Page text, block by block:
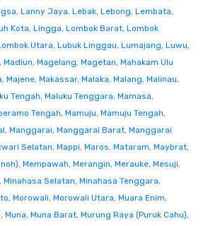
, Lanny Jaya, Lebak, Lebong, Lembata,
Kota, Lingga, Lombok Barat, Lombok
Utara, Lubuk Linggau, Lumajang, Luwu,
, Madiun, Magelang, Magetan, Mahakam Ulu
, Majene, Makassar, Malaka, Malang, Malinau,
Tengah, Maluku Tenggara, Mamasa,
Tengah, Mamuju, Mamuju Tengah,
, Manggarai, Manggarai Barat, Manggarai
Selatan, Mappi, Maros, Mataram, Maybrat,
, Mempawah, Merangin, Merauke, Mesuji,
, Minahasa Selatan, Minahasa Tenggara,
, Morowali, Morowali Utara, Muara Enim,
, Muna, Muna Barat, Murung Raya (Puruk Cahu),